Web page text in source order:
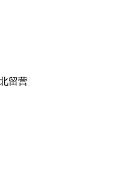
留营